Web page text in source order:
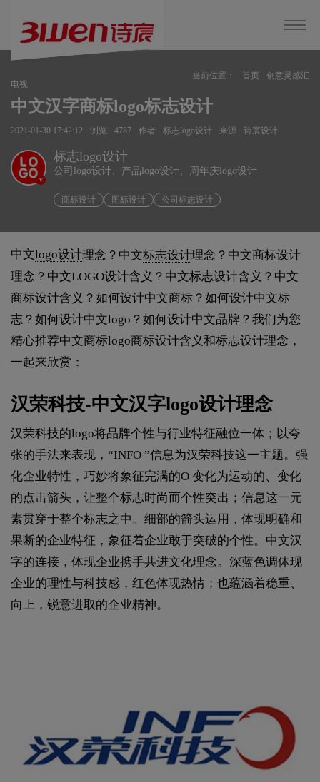
当前位置： 首页
创意灵感汇
电视
中文汉字商标logo标志设计
2021-01-30 17:42:12 浏览 4787 作者 标志logo设计 来源 诗宸设计
v
标志logo设计
公司logo设计、产品logo设计、周年庆logo设计
商标设计 图标设计 公司标志设计
中文logo设计理念？中文标志设计理念？中文商标设计
理念？中文LOGO设计含义？中文标志设计含义？中文
商标设计含义？如何设计中文商标？如何设计中文标
志？如何设计中文logo？如何设计中文品牌？我们为您
精心推荐中文商标logo商标设计含义和标志设计理念，
一起来欣赏：
汉荣科技-中文汉字logo设计理念
汉荣科技的logo将品牌个性与行业特征融位一体；以夸
张的手法来表现，“INFO ”信息为汉荣科技这一主题。强
化企业特性，巧妙将象征完满的O 变化为运动的、变化
的点击箭头，让整个标志时尚而个性突出；信息这一元
素贯穿于整个标志之中。细部的箭头运用，体现明确和
果断的企业特征，象征着企业敢于突破的个性。中文汉
字的连接，体现企业携手共进文化理念。深蓝色调体现
企业的理性与科技感，红色体现热情；也蕴涵着稳重、
向上，锐意进取的企业精神。